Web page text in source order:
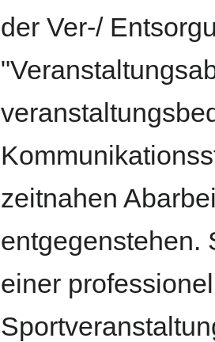
der Ver-/
zeitnahen
entgegenstehen.
einer